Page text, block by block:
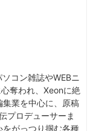
コン雑誌やWEBニ
奪われ、Xeonに絶
業を中心に、原稿
プロデューサーま
がっつり掴む各種